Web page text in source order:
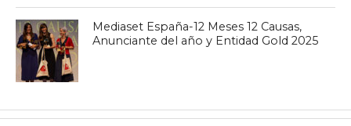
Mediaset España-12 Meses 12 Causas,
Anunciante del año y Entidad Gold 2025